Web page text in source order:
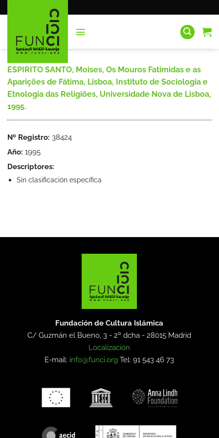
al
ESPIRITO SANTO, Moises, Os Mouros Fatimidas e as
Aparições de Fátima, Lisboa, Instituto de Sociologia e
Etnologia das Religiões, Universidade Nova de Lisboa,
1995.
Nº Registro: 38424
Año: 1995
Descriptores:
Sin clasificación específica
Fundación de Cultura Islámica
C/ Guzmán el Bueno, 3 - 2º dcha -28015 Madrid
Localización
E-mail: info@funci.org Tel: 91 543 46 73